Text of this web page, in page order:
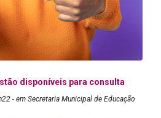
disponíveis para consulta
- em Secretaria Municipal de Educação